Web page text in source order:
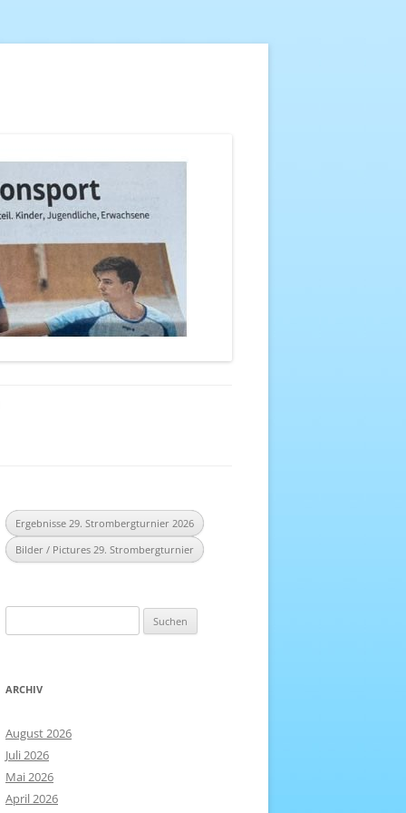
Ergebnisse 29. Strombergturnier 2026
Bilder / Pictures 29. Strombergturnier
nach:
ARCHIV
August 2026
Juli 2026
Mai 2026
April 2026